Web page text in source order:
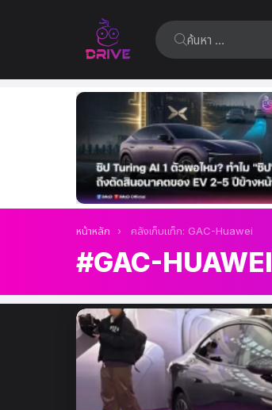
ค้นหา:
เรื่อง
ล่าสุด
คุณอยู่ที่นี่:
หน้าหลัก คลังเก็บแท็ก: GAC-Huawei
GAC-HUAWEI
เรื่อง
ล่าสุด